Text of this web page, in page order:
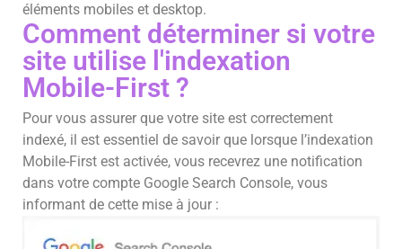
éléments mobiles et desktop.
Comment déterminer si votre
site utilise l'indexation
Mobile-First ?
Pour vous assurer que votre site est correctement
indexé, il est essentiel de savoir que lorsque l’indexation
Mobile-First est activée, vous recevrez une notification
dans votre compte Google Search Console, vous
informant de cette mise à jour :